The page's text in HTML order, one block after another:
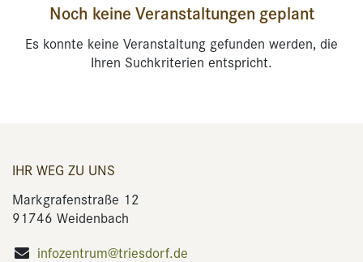
Noch keine Veranstaltungen geplant
Es konnte keine Veranstaltung gefunden werden, die
Ihren Suchkriterien entspricht.
IHR WEG ZU UNS
Markgrafenstraße 12
91746 Weidenbach
infozentrum@triesdorf.de